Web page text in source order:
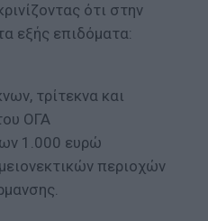
ότι στην
εξής επιδόματα:
τρίτεκνα και
ΟΓΑ
1.000 ευρώ
περιοχών